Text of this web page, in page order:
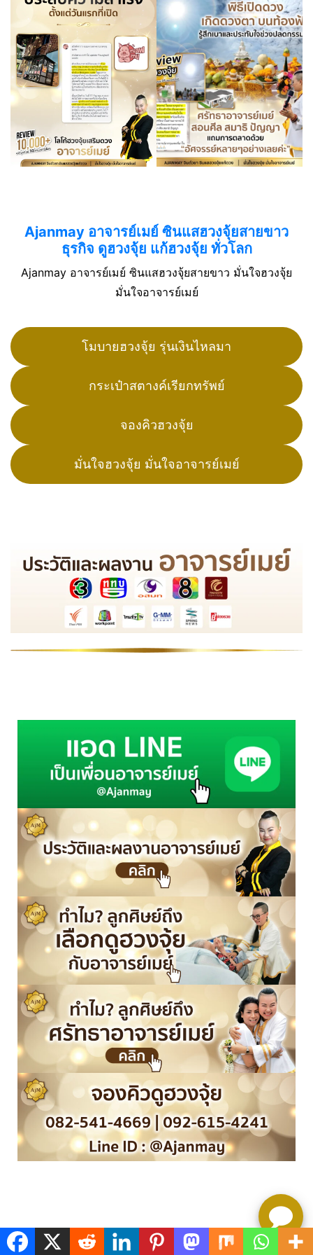
Ajanmay อาจารย์เมย์ ซินแสฮวงจุ้ยสายขาว
ธุรกิจ ดูฮวงจุ้ย แก้ฮวงจุ้ย ทั่วโลก
Ajanmay อาจารย์เมย์ ซินแสฮวงจุ้ยสายขาว มั่นใจฮวงจุ้ย
มั่นใจอาจารย์เมย์
โมบายฮวงจุ้ย รุ่นเงินไหลมา
กระเป๋าสตางค์เรียกทรัพย์
จองคิวฮวงจุ้ย
มั่นใจฮวงจุ้ย มั่นใจอาจารย์เมย์
ช่องทางติดตาม